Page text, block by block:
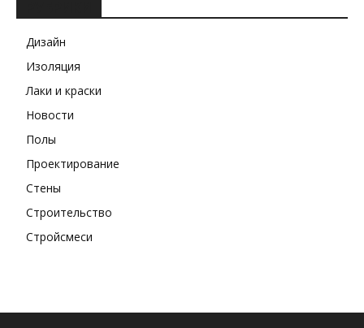
Дизайн
Изоляция
Лаки и краски
Новости
Полы
Проектирование
Стены
Строительство
Стройсмеси